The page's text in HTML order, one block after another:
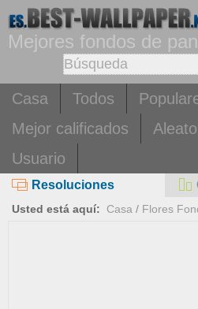
Mejores fondos de
Casa Todos
Mejor calificados
Usuario
Resoluciones
Usted está aquí: Casa / Flores